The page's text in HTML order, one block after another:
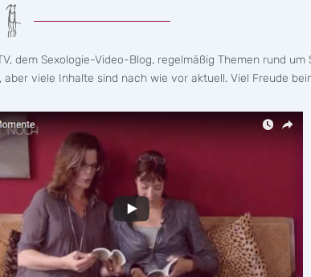
dem Sexologie-Video-Blog, regelmäßig Themen rund um
viele Inhalte sind nach wie vor aktuell. Viel Freude